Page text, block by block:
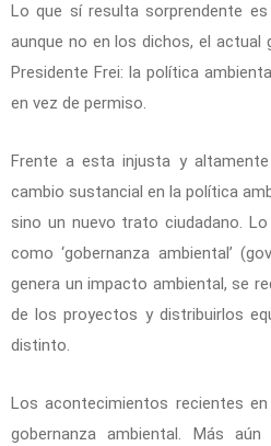
Lo que sí resulta sorprendente
aunque no en los dichos, el actual
Presidente Frei: la política
en vez de permiso.
Frente a esta injusta y
cambio sustancial en la política
sino un nuevo trato ciudadano.
como ‘gobernanza ambiental’
genera un impacto ambiental, se
de los proyectos y distribuirlos
distinto.
Los acontecimientos recientes
gobernanza ambiental. Más